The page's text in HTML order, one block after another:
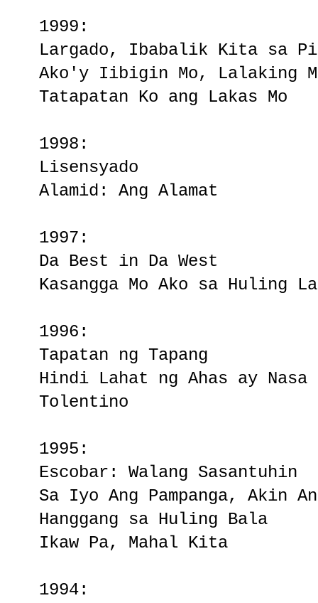
1999:
Largado, Ibabalik Kita sa
Ako'y Iibigin Mo, Lalaking
Tatapatan Ko ang Lakas Mo
1998:
Lisensyado
Alamid: Ang Alamat
1997:
Da Best in Da West
Kasangga Mo Ako sa Huling
1996:
Tapatan ng Tapang
Hindi Lahat ng Ahas ay Nasa
Tolentino
1995:
Escobar: Walang Sasantuhin
Sa Iyo Ang Pampanga, Akin
Hanggang sa Huling Bala
Ikaw Pa, Mahal Kita
1994: